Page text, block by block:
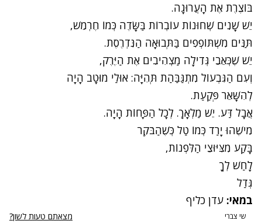
בּוֹצֶרֶת אֶת הָעֲרוּגָה.
יֵשׁ שָׁנִים שְׁחוּנוֹת עוֹבְרוֹת בַּשָּׂדֶה כְּמוֹ חֶרְמֵשׁ,
תַּנִּים מִשְׁתּוֹפְפִים בַּתְּבוּאָה הַנִּדְרֶסֶת.
יֵשׁ שֶׁכְּאֵבֵי גְּדִילָה מַצְהִיבִים אֶת הַיֶּרֶק,
וְעִם הַגִּבְעוֹל מִתְגַּבַּהַת תְּהִיָּה: אוּלַי מוּטָב הָיָה
לְהִשָּׁאֵר פְּקַעַת.
אֲבָל דַּע. יֵשׁ מַלְאָךְ. לְכָל הַפָּחוֹת הָיָה.
מִישֶׁהוּ יָרַד כְּמוֹ טַל כְּשֶׁהַבֹּקֶר
בָּקַע מִצִּיּוּצֵי הַלִּפְנוֹת,
לָחַשׁ לְךָ
גְּדַל
במאי: עדן כליף
שי צברי מצאתם טעות לשון?